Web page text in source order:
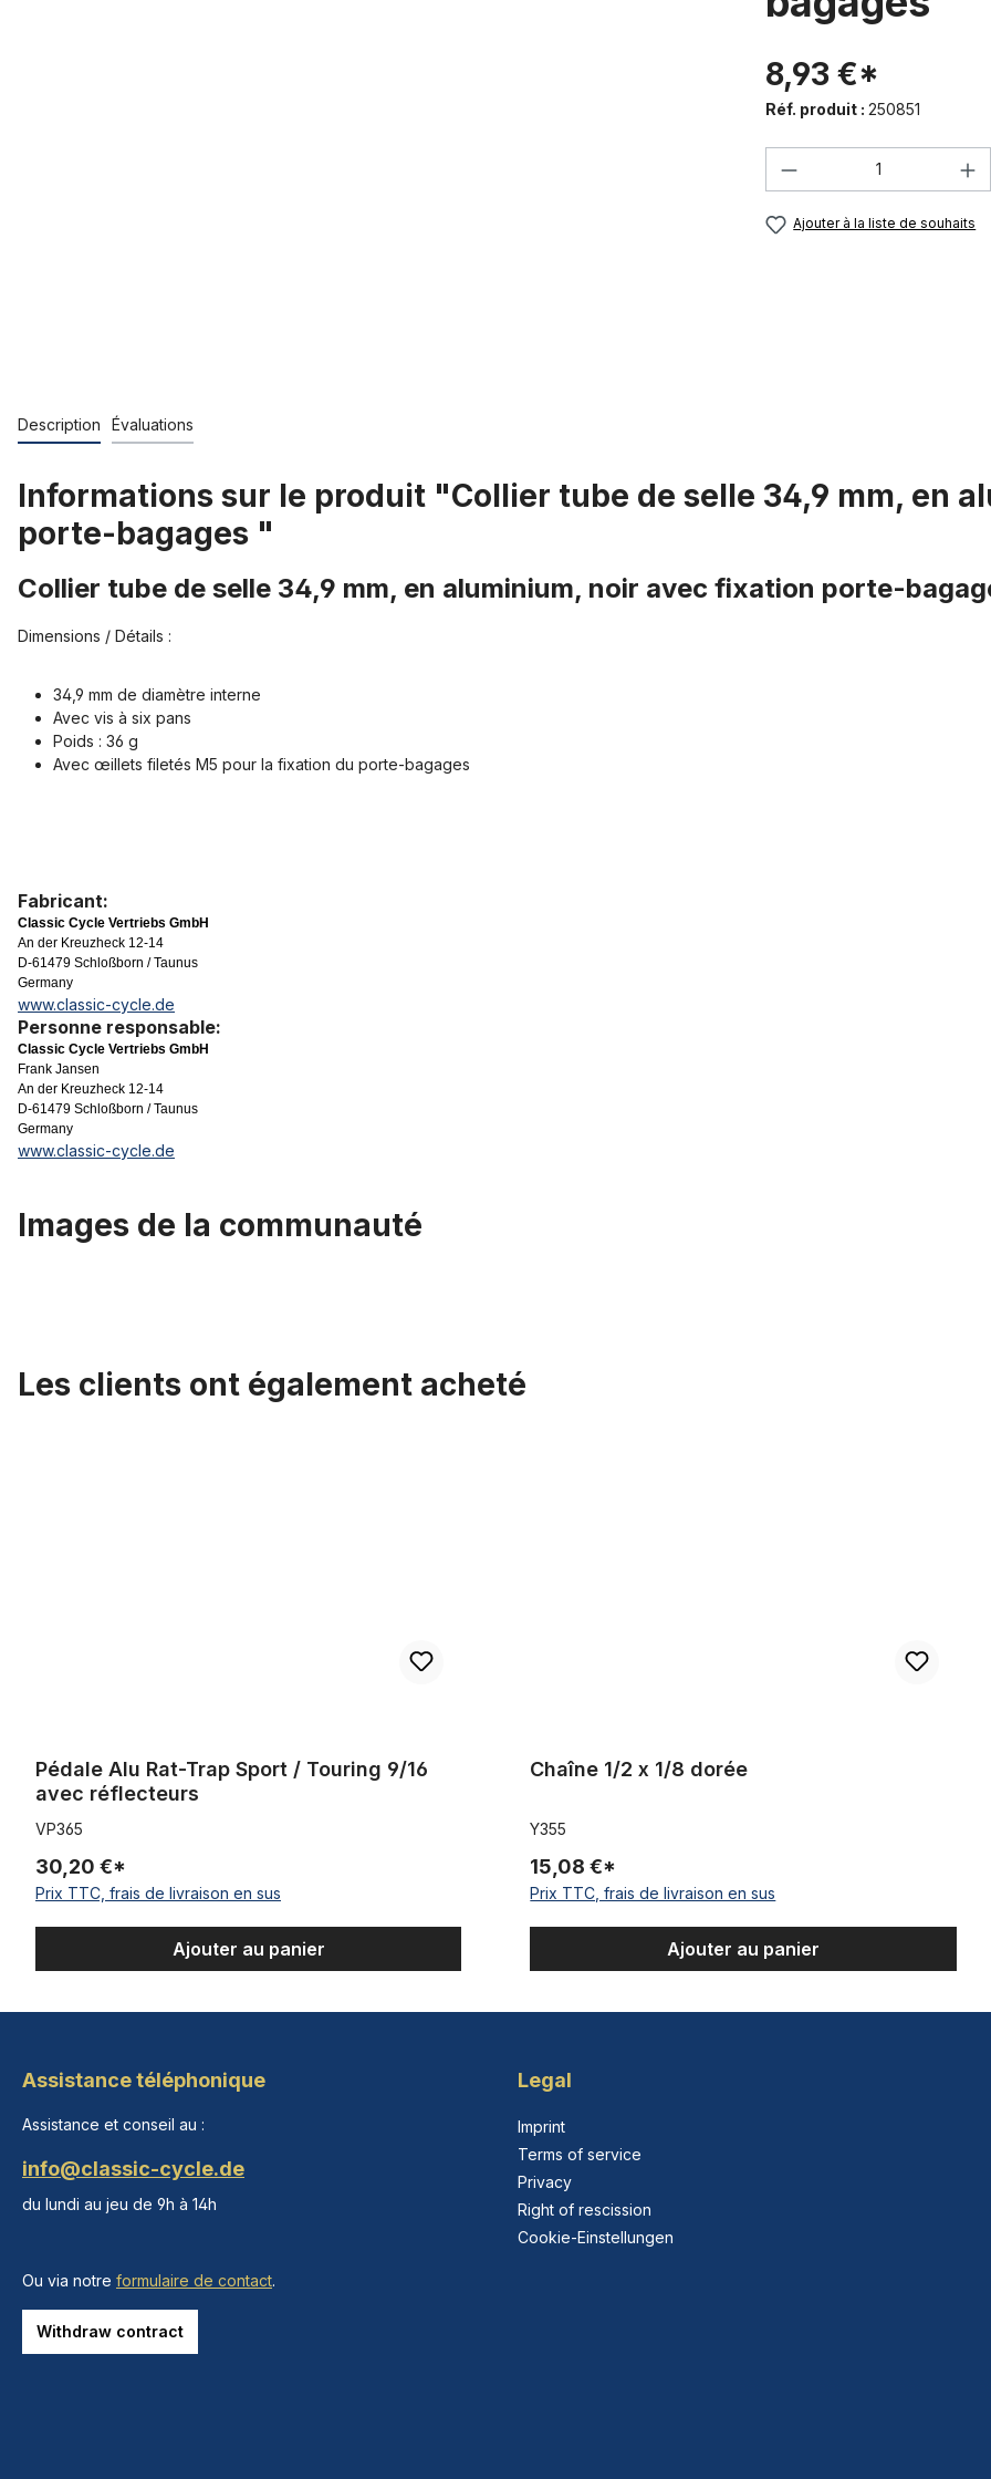
8,93 €*
Réf. produit : 250851
Quantité de
Ajouter à la liste de souhaits
Description Évaluations
Informations sur le produit "Collier tube de selle 34,9 mm, en
porte-bagages "
Collier tube de selle 34,9 mm, en aluminium, noir avec fixation porte-
Dimensions / Détails :
34,9 mm de diamètre interne
Avec vis à six pans
Poids : 36 g
Avec œillets filetés M5 pour la fixation du porte-bagages
Fabricant:
Classic Cycle Vertriebs GmbH
An der Kreuzheck 12-14
D-61479 Schloßborn / Taunus
Germany
www.classic-cycle.de
Personne responsable:
Classic Cycle Vertriebs GmbH
Frank Jansen
An der Kreuzheck 12-14
D-61479 Schloßborn / Taunus
Germany
www.classic-cycle.de
Images de la communauté
Les clients ont également acheté
Pédale Alu Rat-Trap Sport / Touring 9/16
avec réflecteurs
VP365
30,20 €*
Prix TTC, frais de livraison en sus
Ajouter au panier
Chaîne 1/2 x 1/8 dorée
Y355
15,08 €*
Prix TTC, frais de livraison en sus
Ajouter au panier
Assistance téléphonique
Assistance et conseil au :
info@classic-cycle.de
du lundi au jeu de 9h à 14h
Ou via notre formulaire de contact.
Withdraw contract
Legal
Imprint
Terms of service
Privacy
Right of rescission
Cookie-Einstellungen